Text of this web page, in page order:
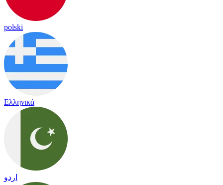
polski
Ελληνικά
اردو